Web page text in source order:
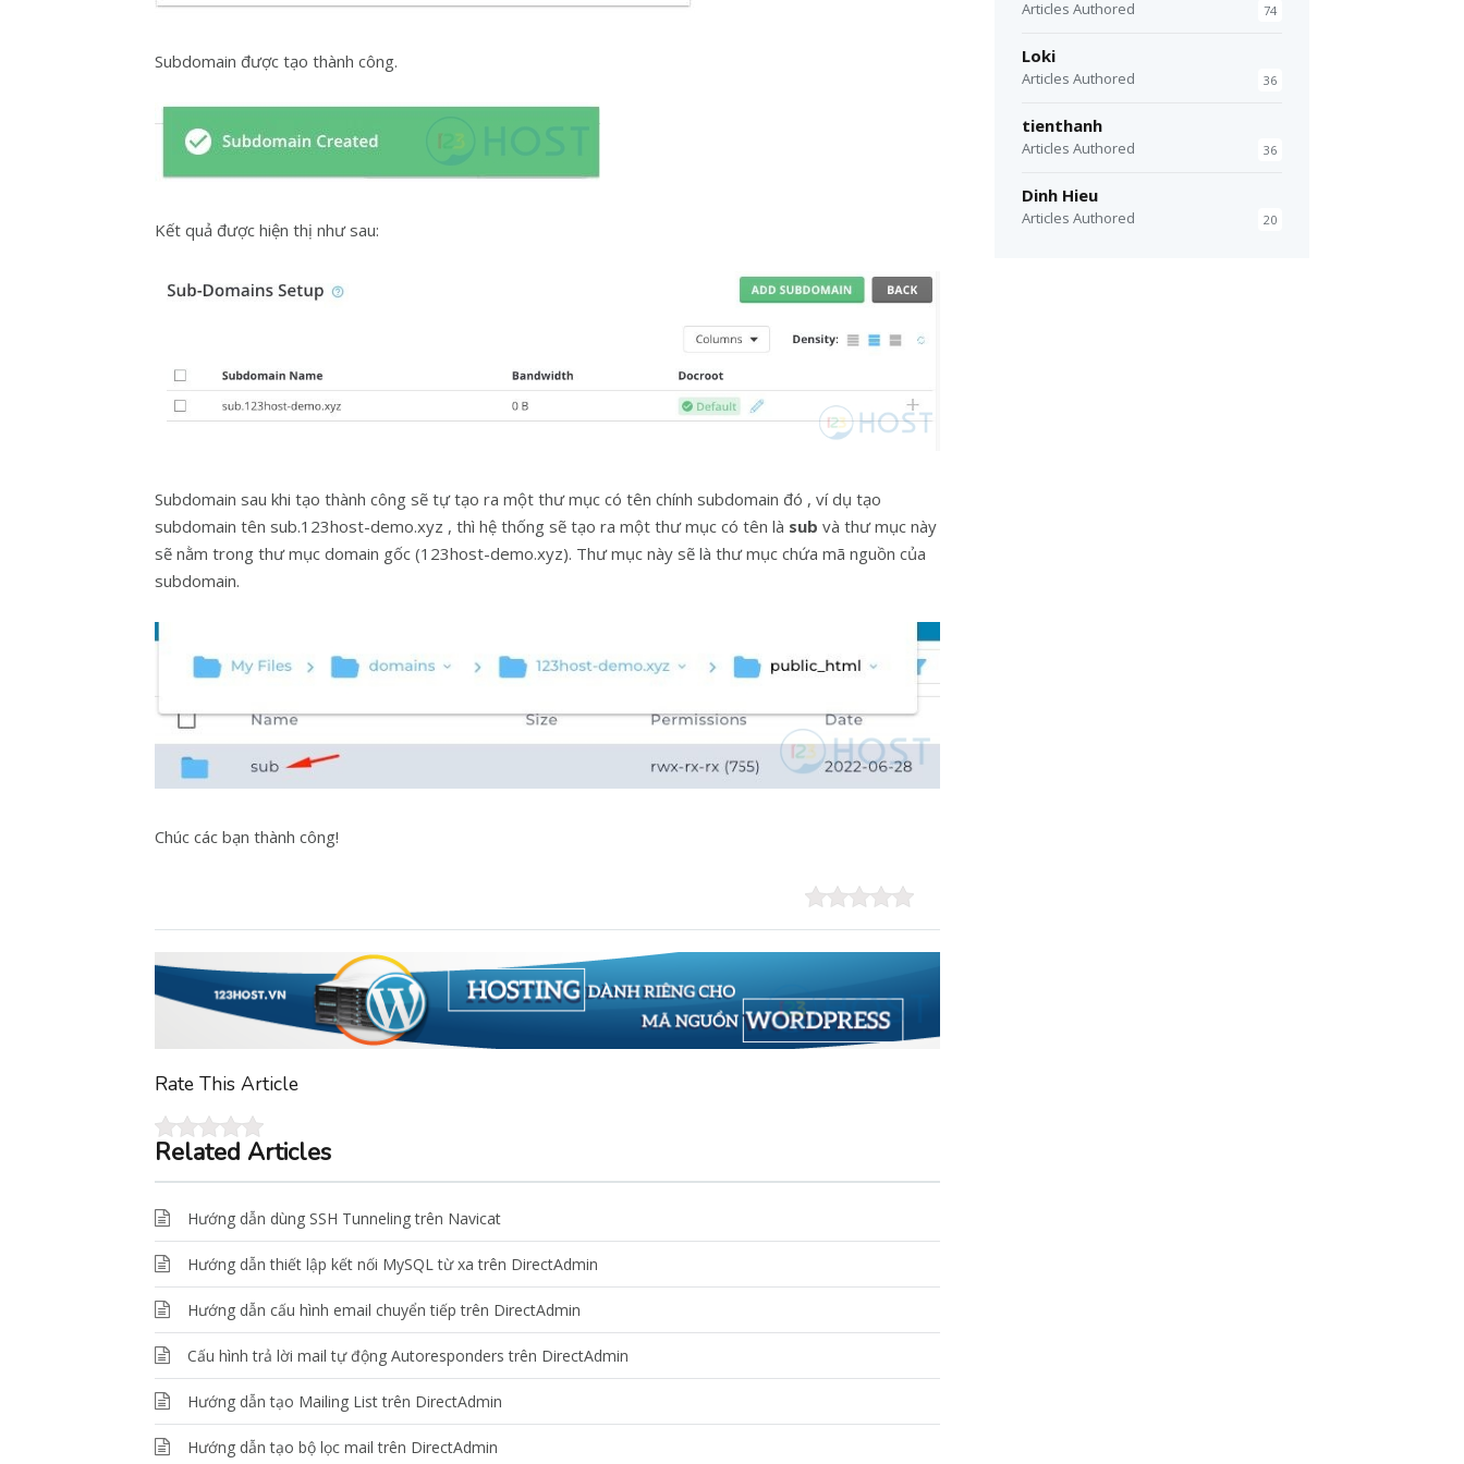
Subdomain được tạo thành công.
Kết quả được hiện thị như sau:
Subdomain sau khi tạo thành công sẽ tự tạo ra một thư mục có tên chính subdomain đó , ví dụ tạo
subdomain tên sub.123host-demo.xyz , thì hệ thống sẽ tạo ra một thư mục có tên là sub và thư mục này
sẽ nằm trong thư mục domain gốc (123host-demo.xyz). Thư mục này sẽ là thư mục chứa mã nguồn của
subdomain.
Chúc các bạn thành công!
Rate This Article
Related Articles
Hướng dẫn dùng SSH Tunneling trên Navicat
Hướng dẫn thiết lập kết nối MySQL từ xa trên DirectAdmin
Hướng dẫn cấu hình email chuyển tiếp trên DirectAdmin
Cấu hình trả lời mail tự động Autoresponders trên DirectAdmin
Hướng dẫn tạo Mailing List trên DirectAdmin
Hướng dẫn tạo bộ lọc mail trên DirectAdmin
Articles Authored 74
Loki
Articles Authored 36
tienthanh
Articles Authored 36
Dinh Hieu
Articles Authored 20